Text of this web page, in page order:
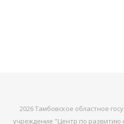
2026 Тамбовское областное
учреждение "Центр по развитию